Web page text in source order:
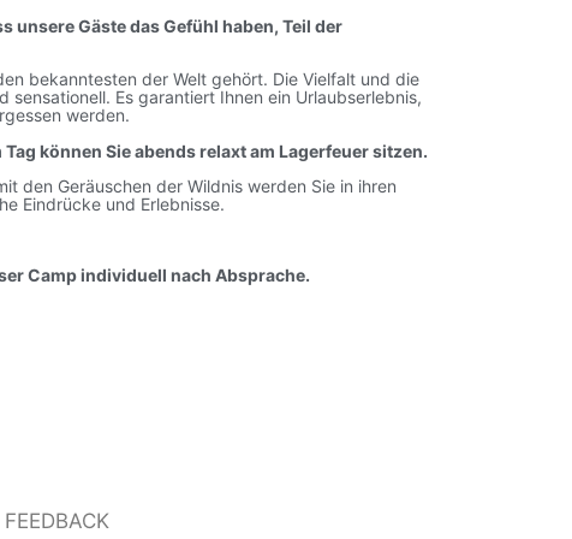
unsere Gäste das Gefühl haben, Teil der
bekanntesten der Welt gehört. Die Vielfalt und die
sensationell. Es garantiert Ihnen ein Urlaubserlebnis,
werden.
können Sie abends relaxt am Lagerfeuer sitzen.
den Geräuschen der Wildnis werden Sie in ihren
Eindrücke und Erlebnisse.
Camp individuell nach Absprache.
FEEDBACK